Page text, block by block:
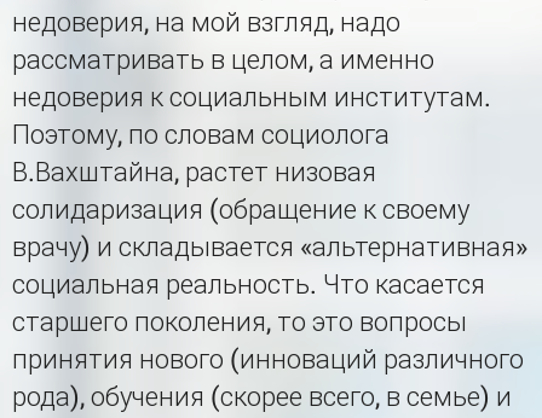
недоверия, на мой взгляд, надо
рассматривать в целом, а именно
недоверия к социальным институтам.
Поэтому, по словам социолога
В.Вахштайна, растет низовая
солидаризация (обращение к своему
врачу) и складывается «альтернативная»
социальная реальность. Что касается
старшего поколения, то это вопросы
принятия нового (инноваций различного
рода), обучения (скорее всего, в семье) и